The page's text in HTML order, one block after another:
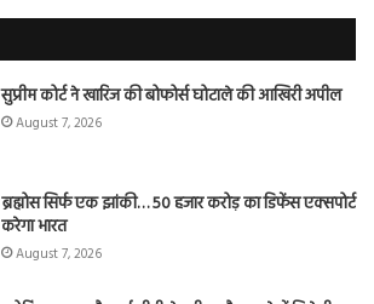
सुप्रीम कोर्ट ने खारिज की बोफोर्स घोटाले की आखिरी अपील
August 7, 2026
ब्रह्मोस सिर्फ एक झांकी… 50 हजार करोड़ का डिफेंस एक्सपोर्ट
करेगा भारत
August 7, 2026